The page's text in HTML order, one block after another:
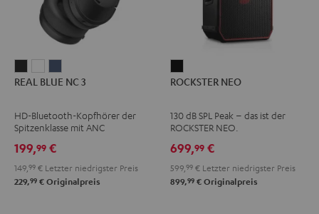
BLUE
3
Night
Black
BLUE
3
Pearl
White
BLUE
3
Steel
REAL BLUE NC 3
HD-Bluetooth-Kopfhörer der
Spitzenklasse mit ANC
199,99 €
149, 99 € Letzter niedrigster Preis
229,99 € Originalpreis
NEO
ROCKSTER NEO
130 dB SPL Peak – das ist der
ROCKSTER NEO.
699,99 €
599, 99 € Letzter niedrigster Preis
899,99 € Originalpreis